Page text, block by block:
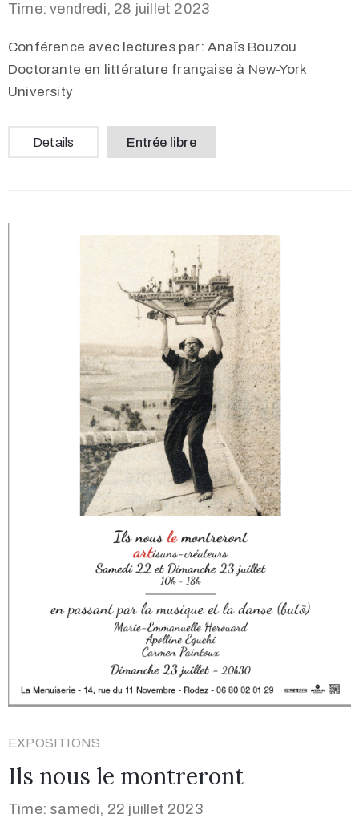
Time: vendredi, 28 juillet 2023
Conférence avec lectures par: Anaïs Bouzou
Doctorante en littérature française à New-York
University
Details Entrée libre
EXPOSITIONS
Ils nous le montreront
Time: samedi, 22 juillet 2023